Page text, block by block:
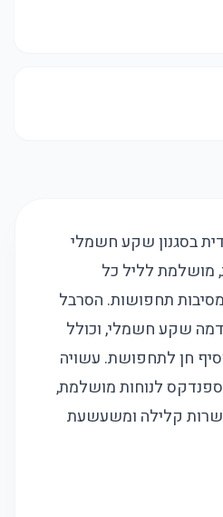
בסגנון שקע חשמלי
מושלמת לליל כל
תחפושות. הסרבל
שקע חשמלי, וכולל
חן לתחפושת. עשויה
ספנדקס לנוחות מושלמת,
קלילה ומשעשעת